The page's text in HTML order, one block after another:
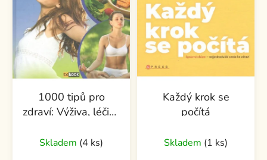
1000 tipů pro
zdraví: Výživa, léčivá
harmonická
Skladem (4 ks)
Každý krok se
počítá
Skladem (1 ks)